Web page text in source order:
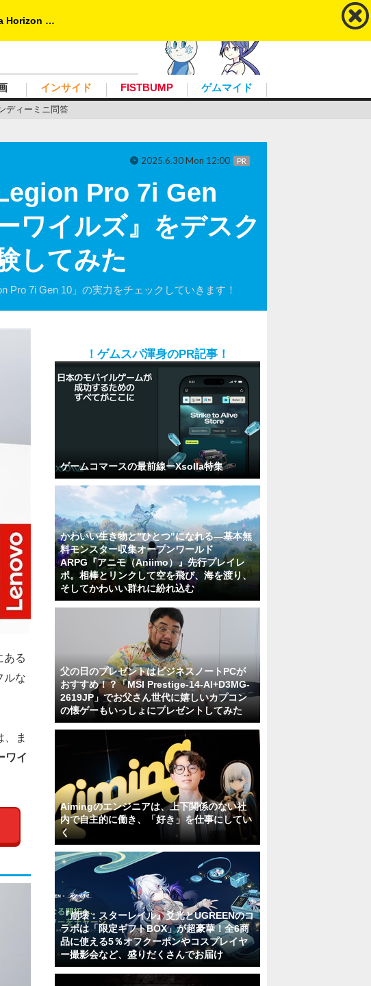
ディーミニ問答
インサイド FISTBUMP ゲムマイド
Pro 7i Gen
ワイルズ』をデスク
してみた
Pro 7i Gen 10」の実力をチェックしていきます！
2025.6.30 Mon 12:00 PR
ある
ルな
、ま
ワイ
！ゲムスパ渾身のPR記事！
ゲームコマースの最前線ーXsolla特集
かわいい生き物と"ひとつ"になれる―基本無
料モンスター収集オープンワールド
ARPG『アニモ（Aniimo）』先行プレイレ
ポ。相棒とリンクして空を飛び、海を渡り、
そしてかわいい群れに紛れ込む
父の日のプレゼントはビジネスノートPCが
おすすめ！？「MSI Prestige-14-AI+D3MG-
2619JP」でお父さん世代に嬉しいカプコン
の懐ゲーもいっしょにプレゼントしてみた
Aimingのエンジニアは、上下関係のない社
内で自主的に働き、「好き」を仕事にしてい
く
『崩壊：スターレイル』爻光とUGREENのコ
ラボは「限定ギフトBOX」が超豪華！全6商
品に使える5％オフクーポンやコスプレイヤ
ー撮影会など、盛りだくさんでお届け
こんにちは、ゲストさん